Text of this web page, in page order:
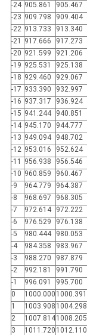
-24 905.861 905.467
-23 909.798 909.404
-22 913.733 913.340
-21
917.666 917.273
-20 921.599 921.206
-19 925.531 925.138
-18 929.460 929.067
-17 933.390 932.997
-16 937.317 936.924
-15 941.244 940.851
-14 945.170 944.777
-13 949.094 948.702
-12 953.016 952.624
-11
956.938 956.546
-10 960.859 960.467
-9
964.779 964.387
-8
968.697 968.305
-7
972.614 972.222
-6
976.529 976.138
-5
980.444 980.053
-4
984.358 983.967
-3
988.270 987.879
-2
992.181 991.790
-1
996.091 995.700
0
1000.000 1000.391
1
1003.908 1004.298
2
1007.8141008.205
3
1011.720 1012.110